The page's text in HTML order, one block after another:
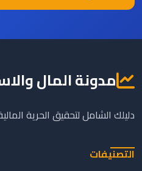
مدونة المال
دليلك الشامل لتحقيق الحرية
التصنيفات